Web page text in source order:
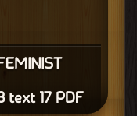
text 17 PDF